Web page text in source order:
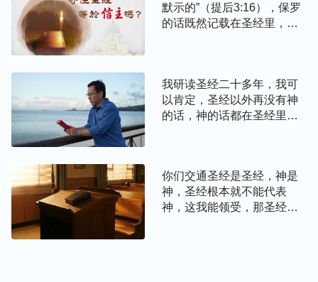
默示的”（提后3:16），保罗
的话既然记载在圣经里，那
的就是异端！我们信主就是
一切根据圣经，就是持守圣
经上的话，圣经就是基督教
的话都记载在圣经里，别处
还能找到主的话吗？我们信
主不根据圣经还根据什么？
我研读圣经二十多年，我可
以肯定，圣经以外再没有神
的话，神的话都在圣经里！
你们交通圣经是圣经，神是
神，圣经根本就不能代表
神，这我能领受，那圣经与